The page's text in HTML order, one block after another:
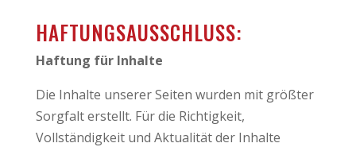
HAFTUNGSAUSSCHLUSS:
Haftung für Inhalte
Die Inhalte unserer Seiten wurden mit größter
Sorgfalt erstellt. Für die Richtigkeit,
Vollständigkeit und Aktualität der Inhalte